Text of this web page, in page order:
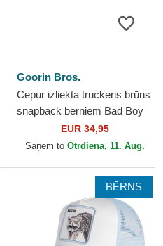
Goorin Bros.
Cepur izliekta truckeris brūns
snapback bērniem Bad Boy
Mini The Farm no Goorin
Bros.
EUR 34,95
Saņem to Otrdiena, 11. Aug.
BĒRNS